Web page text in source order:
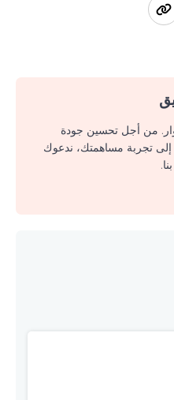
من أجل تحسين جودة
إلى تجربة مساهمتك، ندعوك